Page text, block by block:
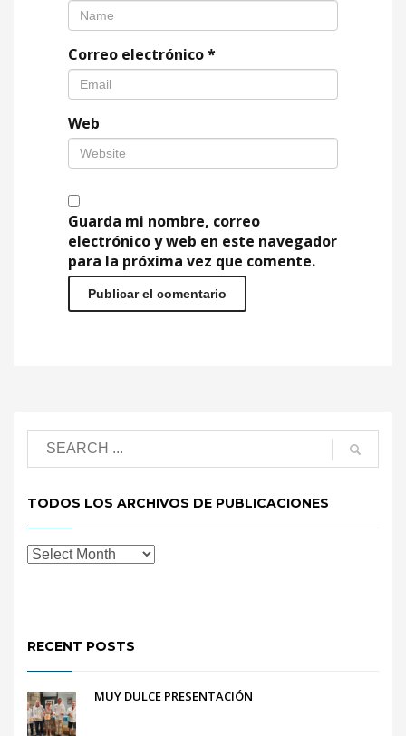
Correo electrónico*
Web
Guarda mi nombre, correo
electrónico y web en este navegador
para la próxima vez que comente.
TODOS LOS ARCHIVOS DE PUBLICACIONES
RECENT POSTS
MUY DULCE PRESENTACIÓN